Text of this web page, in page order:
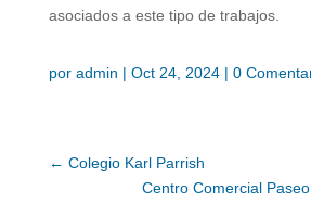
asociados a este tipo de trabajos.
por admin | Oct 24, 2024| 0
← Colegio Karl Parrish
Centro Comercial